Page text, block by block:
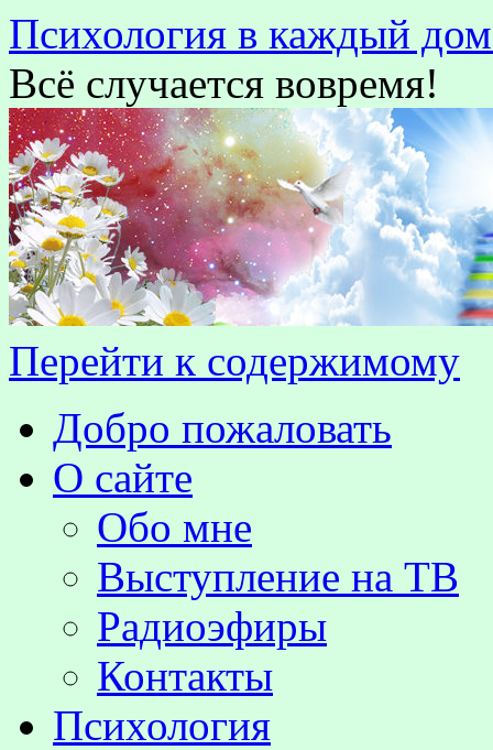
Психология в каждый
Всё случается вовремя!
Перейти к содержимому
Добро пожаловать
О сайте
Обо мне
Выступление на TВ
Радиоэфиры
Контакты
Психология